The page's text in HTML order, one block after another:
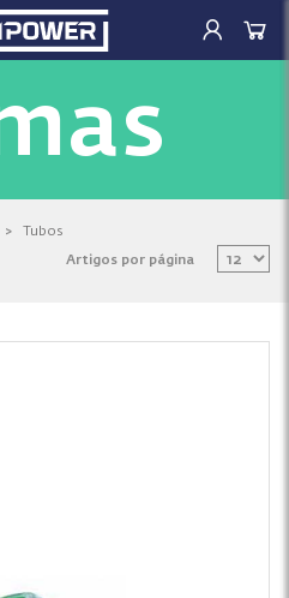
> Tubos
Artigos por página